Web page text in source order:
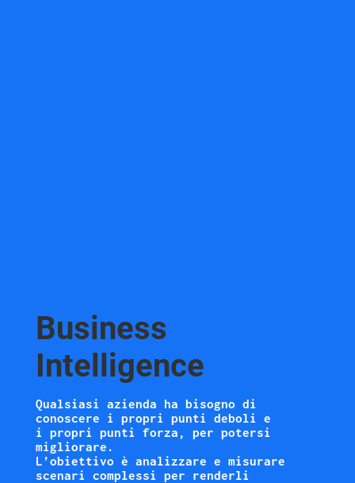
Business
Intelligence
Qualsiasi azienda ha bisogno di
conoscere i propri punti deboli e
i propri punti forza, per potersi
migliorare.
L’obiettivo è analizzare e misurare
scenari complessi per renderli